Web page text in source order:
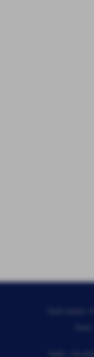
Sede legale -
Sede - Via